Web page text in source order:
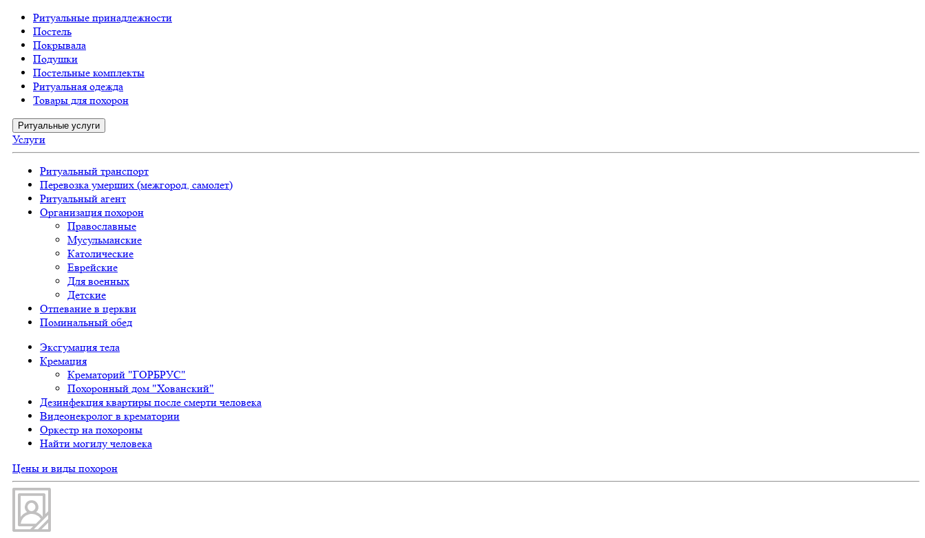
Ритуальные принадлежности
Постель
Покрывала
Подушки
Постельные комплекты
Ритуальная одежда
Товары для похорон
Ритуальные услуги
Услуги
Ритуальный транспорт
Перевозка умерших (межгород, самолет)
Ритуальный агент
Организация похорон
Православные
Мусульманские
Католические
Еврейские
Для военных
Детские
Отпевание в церкви
Поминальный обед
Эксгумация тела
Кремация
Крематорий "ГОРБРУС"
Похоронный дом "Хованский"
Дезинфекция квартиры после смерти человека
Видеонекролог в крематории
Оркестр на похороны
Найти могилу человека
Цены и виды похорон